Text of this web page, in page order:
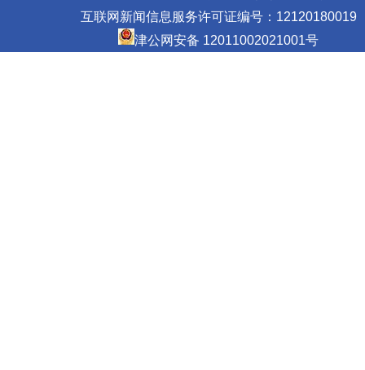
互联网新闻信息服务许可证编号：12120180019
津公网安备 12011002021001号